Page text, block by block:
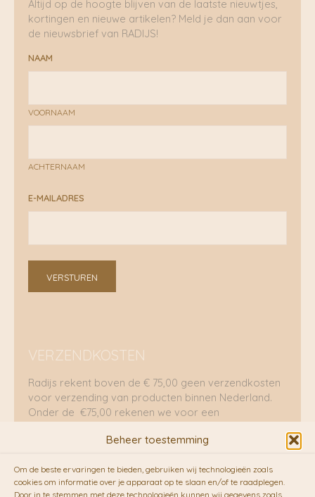
Beheer toestemming
Om de beste ervaringen te bieden, gebruiken wij technologieën zoals
cookies om informatie over je apparaat op te slaan en/of te raadplegen.
Door in te stemmen met deze technologieën kunnen wij gegevens zoals
Altijd op de hoogte blijven van de laatste nieuwtjes,
kortingen en nieuwe artikelen? Meld je dan aan voor
de nieuwsbrief van RADIJS!
NAAM
VOORNAAM
ACHTERNAAM
E-MAILADRES
VERSTUREN
VERZENDKOSTEN
Radijs rekent boven de € 75,00 geen verzendkosten
voor verzending van producten binnen Nederland.
Onder de €75,00 rekenen we voor een
RADIJS werkt samen met de duurzame bezorgdienst